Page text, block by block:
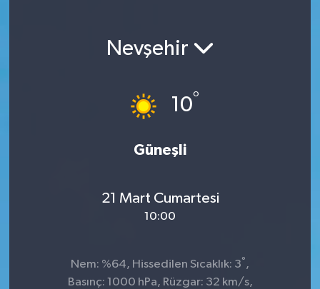
Nevşehir
10°
Güneşli
21 Mart Cumartesi
10:00
Nem: %64, Hissedilen Sıcaklık: 3° ,
Basınç: 1000 hPa, Rüzgar: 32 km/s,
Resmi İlanlar